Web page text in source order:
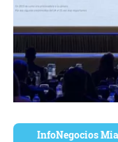
InfoNegocios